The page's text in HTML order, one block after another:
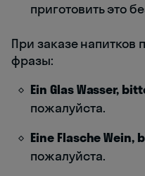
приготовить это
При заказе
фразы:
Ein Glas Wasser,
пожалуйста.
Eine Flasche Wein,
пожалуйста.